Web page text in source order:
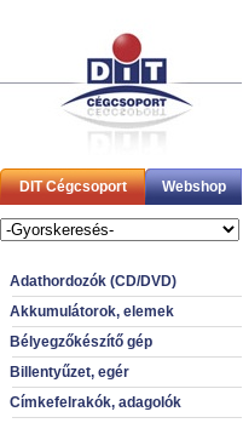
DIT Cégcsoport Webshop
Adathordozók (CD/DVD)
Akkumulátorok, elemek
Bélyegzőkészítő gép
Billentyűzet, egér
Címkefelrakók, adagolók